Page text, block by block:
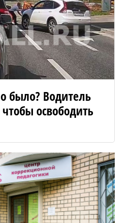
было? Водитель
освободить